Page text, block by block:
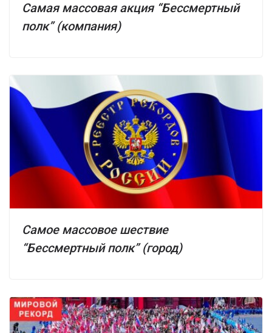
Самая массовая акция “Бессмертный
полк” (компания)
Самое массовое шествие
“Бессмертный полк” (город)